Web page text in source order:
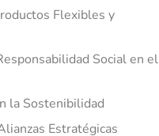
Flexibles y
Social en el
la Sostenibilidad
Estratégicas